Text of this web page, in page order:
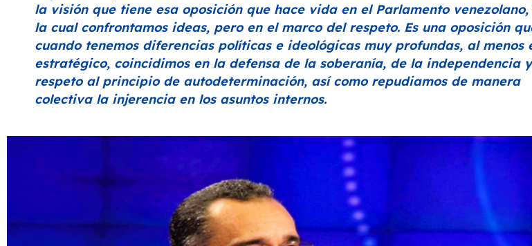
la visión que tiene esa oposición que hace vida en el Parlamento venezolano,
la cual confrontamos ideas, pero en el marco del respeto. Es una oposición
cuando tenemos diferencias políticas e ideológicas muy profundas, al menos
estratégico, coincidimos en la defensa de la soberanía, de la independencia
respeto al principio de autodeterminación, así como repudiamos de manera
colectiva la injerencia en los asuntos internos.